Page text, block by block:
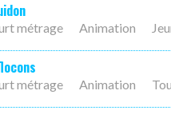
métrage Animation
métrage Animation